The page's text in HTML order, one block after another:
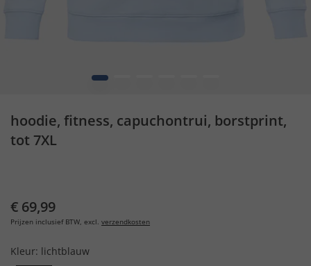
1
hoodie, fitness, capuchontrui, borstprint,
tot 7XL
€ 69,99
Prijzen inclusief BTW, excl. verzendkosten
Kleur: lichtblauw